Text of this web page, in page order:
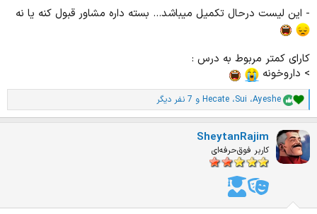
- این لیست درحال تکمیل میباشد... بسته داره مشاور قبول کنه یا نه
کارای کمتر مربوط به درس :
> داروخونه
ا
م
ت
ی
ز
Ayeshe، Sui، Hecate و 7 نفر دیگر
SheytanRajim
کاربر فوق‌حرفه‌ای